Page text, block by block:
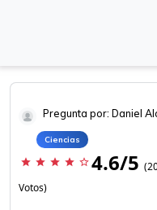
Pregunta por: Daniel
Ciencias
star star star star star_border 4.6/5
Votos)